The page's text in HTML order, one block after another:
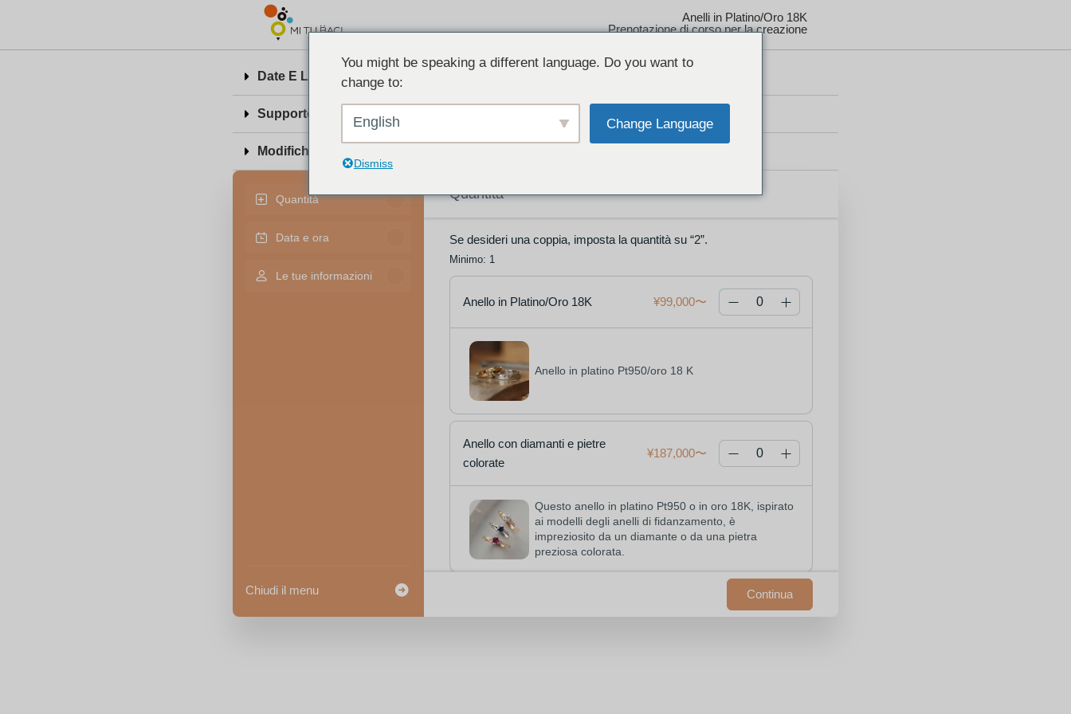
Anelli in Platino/Oro 18K
Prenotazione di corso per la creazione
Date E Luogo Delle Prenotazioni
Supporto In Inglese E Servizio Tax-Free
Modifiche E Cancellazioni Della Prenotazione
Quantità
Data e ora
Le tue informazioni
Chiudi il menu
Quantità
Se desideri una coppia, imposta la quantità su “2”.
Minimo: 1
Anello in Platino/Oro 18K ¥99,000
Anello in platino Pt950/oro 18 K
Anello con diamanti e pietre
colorate
¥187,000
Questo anello in platino Pt950 o in oro 18K, ispirato
ai modelli degli anelli di fidanzamento, è
impreziosito da un diamante o da una pietra
preziosa colorata.
Continua
You might be speaking a different language. Do you want to
change to:
English Change Language
Dismiss